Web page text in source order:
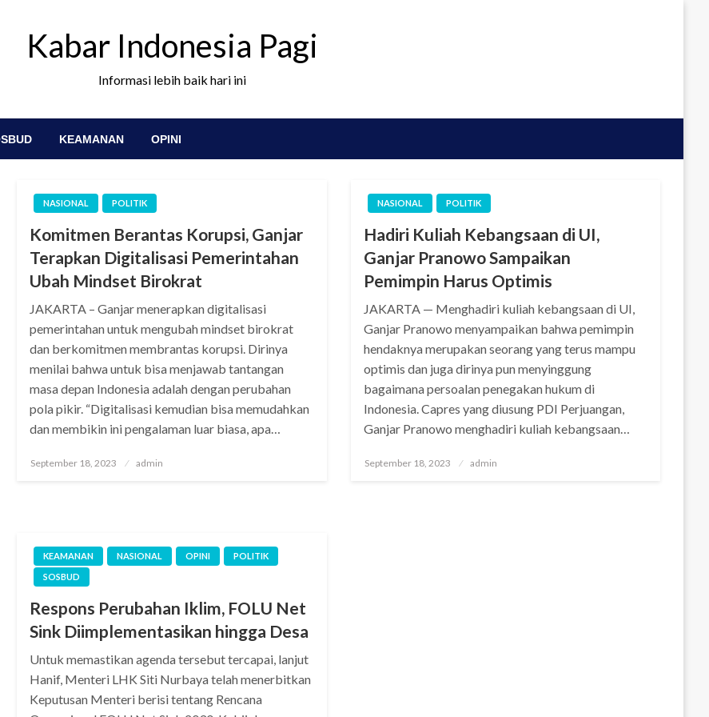
Kabar Indonesia Pagi
Informasi lebih baik hari ini
KEAMANAN OPINI
NASIONAL POLITIK
Komitmen Berantas Korupsi, Ganjar
Terapkan Digitalisasi Pemerintahan
Ubah Mindset Birokrat
JAKARTA – Ganjar menerapkan digitalisasi
pemerintahan untuk mengubah mindset birokrat
dan berkomitmen membrantas korupsi. Dirinya
menilai bahwa untuk bisa menjawab tantangan
masa depan Indonesia adalah dengan perubahan
pola pikir. “Digitalisasi kemudian bisa memudahkan
dan membikin ini pengalaman luar biasa, apa…
Posted
September 18, 2023 admin
NASIONAL POLITIK
Hadiri Kuliah Kebangsaan di UI,
Ganjar Pranowo Sampaikan
Pemimpin Harus Optimis
JAKARTA — Menghadiri kuliah kebangsaan di UI,
Ganjar Pranowo menyampaikan bahwa pemimpin
hendaknya merupakan seorang yang terus mampu
optimis dan juga dirinya pun menyinggung
bagaimana persoalan penegakan hukum di
Indonesia. Capres yang diusung PDI Perjuangan,
Ganjar Pranowo menghadiri kuliah kebangsaan…
Posted
September 18, 2023 admin
KEAMANAN NASIONAL OPINI
POLITIK
SOSBUD
Respons Perubahan Iklim, FOLU Net
Sink Diimplementasikan hingga Desa
Untuk memastikan agenda tersebut tercapai, lanjut
Hanif, Menteri LHK Siti Nurbaya telah menerbitkan
Keputusan Menteri berisi tentang Rencana